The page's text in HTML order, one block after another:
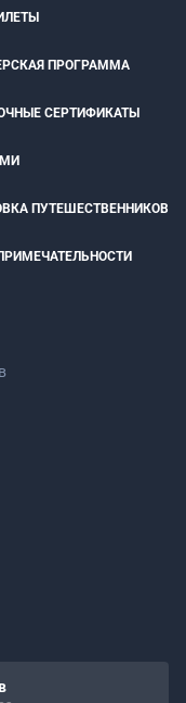
ПРОГРАММА
СЕРТИФИКАТЫ
ПУТЕШЕСТВЕННИКОВ